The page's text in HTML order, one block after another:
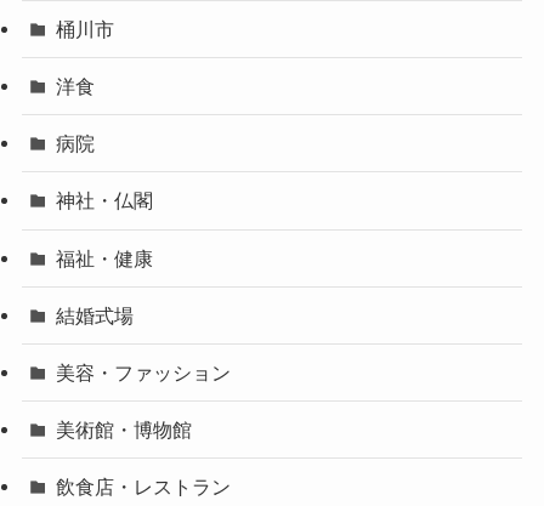
桶川市
洋食
病院
神社・仏閣
福祉・健康
結婚式場
美容・ファッション
美術館・博物館
飲食店・レストラン